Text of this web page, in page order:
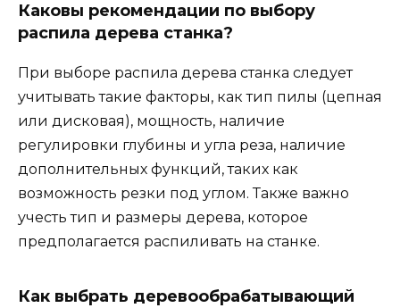
Каковы рекомендации по выбору
распила дерева станка?
При выборе распила дерева станка следует
учитывать такие факторы, как тип пилы (цепная
или дисковая), мощность, наличие
регулировки глубины и угла реза, наличие
дополнительных функций, таких как
возможность резки под углом. Также важно
учесть тип и размеры дерева, которое
предполагается распиливать на станке.
Как выбрать деревообрабатывающий